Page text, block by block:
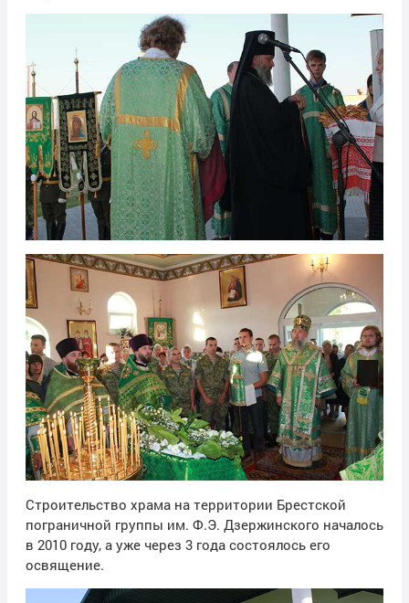
Строительство храма на территории Брестской
пограничной группы им. Ф.Э. Дзержинского началось
в 2010 году, а уже через 3 года состоялось его
освящение.